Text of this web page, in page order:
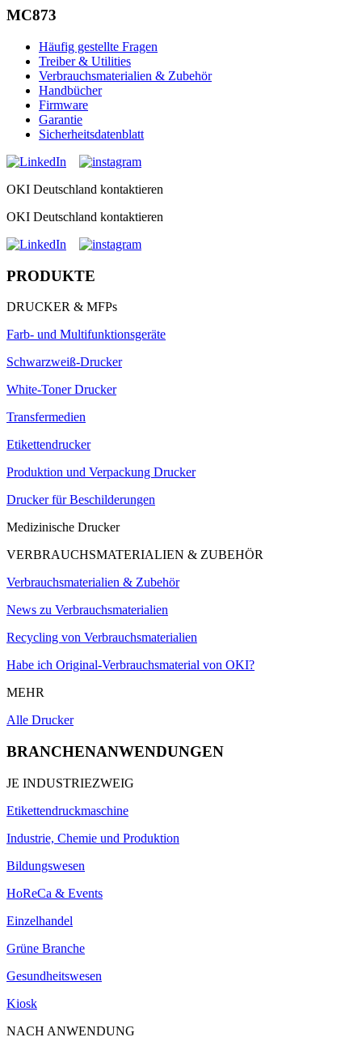
MC873
Häufig gestellte Fragen
Treiber & Utilities
Verbrauchsmaterialien & Zubehör
Handbücher
Firmware
Garantie
Sicherheitsdatenblatt
OKI Deutschland kontaktieren
OKI Deutschland kontaktieren
PRODUKTE
DRUCKER & MFPs
Farb- und Multifunktionsgeräte
Schwarzweiß-Drucker
White-Toner Drucker
Transfermedien
Etikettendrucker
Produktion und Verpackung Drucker
Drucker für Beschilderungen
Medizinische Drucker
VERBRAUCHSMATERIALIEN & ZUBEHÖR
Verbrauchsmaterialien & Zubehör
News zu Verbrauchsmaterialien
Recycling von Verbrauchsmaterialien
Habe ich Original-Verbrauchsmaterial von OKI?
MEHR
Alle Drucker
BRANCHENANWENDUNGEN
JE INDUSTRIEZWEIG
Etikettendruckmaschine
Industrie, Chemie und Produktion
Bildungswesen
HoReCa & Events
Einzelhandel
Grüne Branche
Gesundheitswesen
Kiosk
NACH ANWENDUNG